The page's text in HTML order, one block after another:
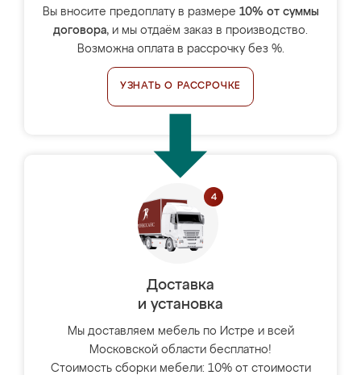
Вы вносите предоплату в размере 10% от суммы
договора, и мы отдаём заказ в производство.
Возможна оплата в рассрочку без %.
УЗНАТЬ О РАССРОЧКЕ
Доставка
и установка
Мы доставляем мебель по Истре и всей
Московской области бесплатно!
Стоимость сборки мебели: 10% от стоимости